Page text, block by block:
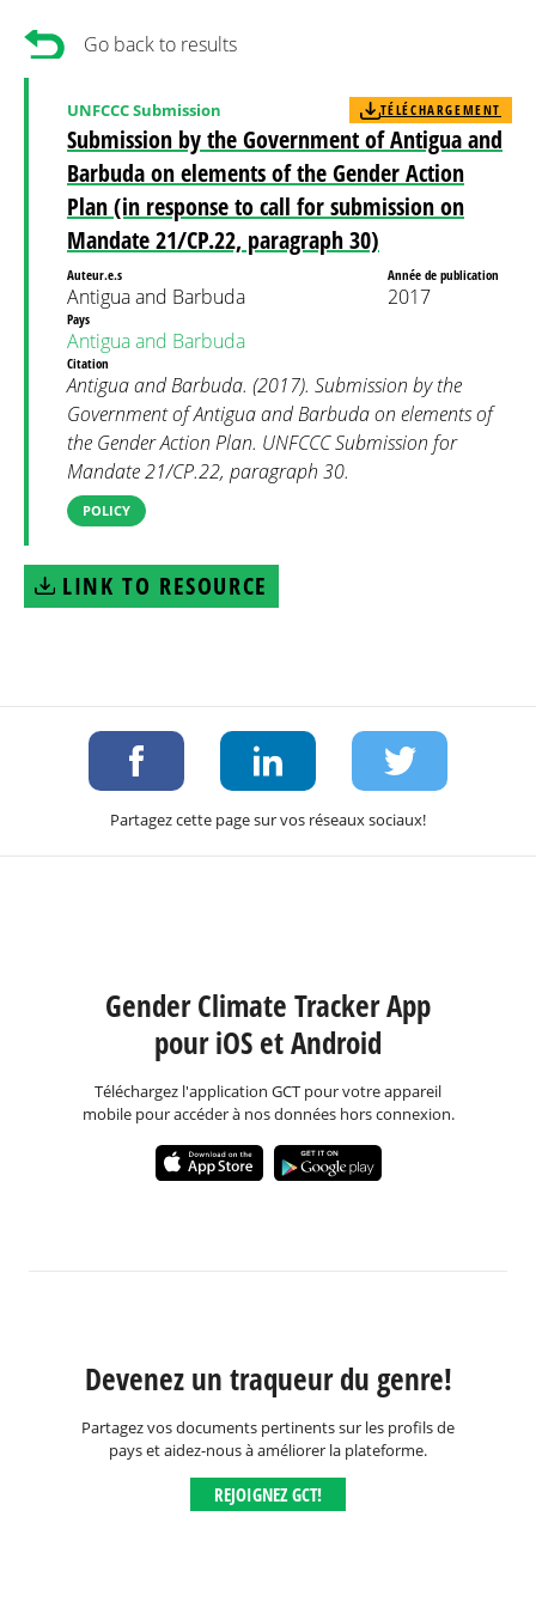
Go back to results
Submission by the Government of Antigua and
Barbuda on elements of the Gender Action
Plan (in response to call for submission on
Mandate 21/CP.22, paragraph 30)
UNFCCC Submission TÉLÉCHARGEMENT
Auteur.e.s
Antigua and Barbuda
Année de publication
2017
Pays
Antigua and Barbuda
Citation
Antigua and Barbuda. (2017). Submission by the
Government of Antigua and Barbuda on elements of
the Gender Action Plan. UNFCCC Submission for
Mandate 21/CP.22, paragraph 30.
POLICY
LINK TO RESOURCE
Partagez cette page sur vos réseaux sociaux!
Gender Climate Tracker App
pour iOS et Android
Téléchargez l'application GCT pour votre appareil
mobile pour accéder à nos données hors connexion.
Devenez un traqueur du genre!
Partagez vos documents pertinents sur les profils de
pays et aidez-nous à améliorer la plateforme.
REJOIGNEZ GCT!